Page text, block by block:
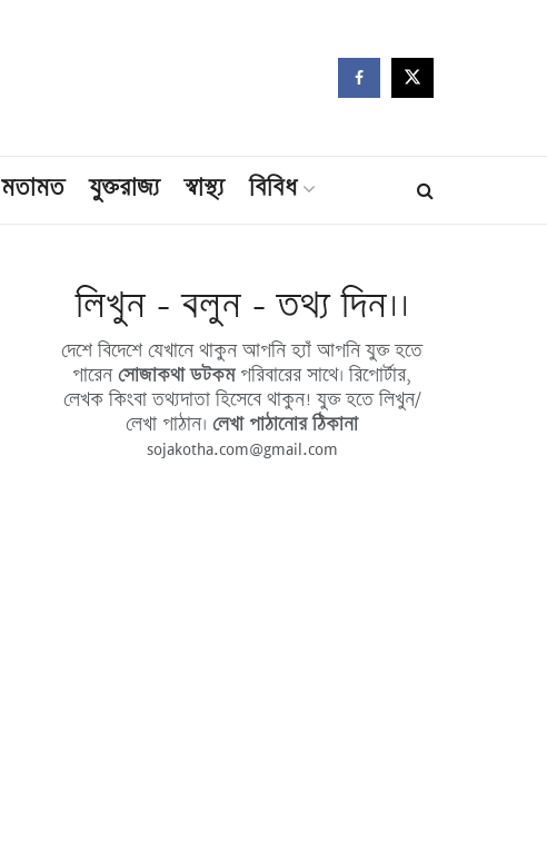
মতামত যুক্তরাজ্য স্বাস্থ্য বিবিধ
লিখুন - বলুন - তথ্য দিন।।
দেশে বিদেশে যেখানে থাকুন আপনি হ্যাঁ আপনি যুক্ত হতে
পারেনসোজাকথা ডটকমপরিবারের সাথে। রিপোর্টার,
লেখক কিংবা তথ্যদাতা হিসেবে থাকুন! যুক্ত হতে লিখুন/
লেখা পাঠান। লেখা পাঠানোর ঠিকানা
sojakotha.com@gmail.com